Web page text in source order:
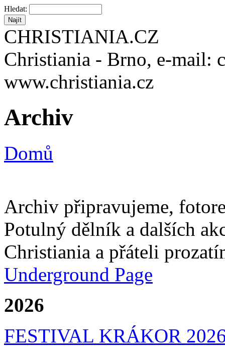
Hledat:
CHRISTIANIA.CZ
Christiania - Brno, e-mail:
www.christiania.cz
Archiv
Domů
Archiv připravujeme,
Potulný dělník a dalších
Christiania a přáteli
Underground Page
2026
FESTIVAL KRÁKOR